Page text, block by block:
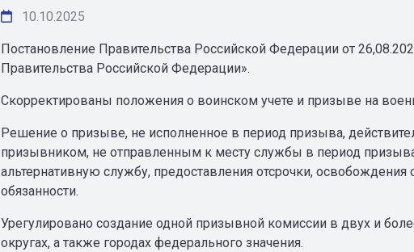
10.10.2025
Постановление Правительства Российской Федерации от
Правительства Российской Федерации».
Скорректированы положения о воинском учете и призыве на
Решение о призыве, не исполненное в период призыва,
призывником, не отправленным к месту службы в период
альтернативную службу, предоставления отсрочки,
обязанности.
Урегулировано создание одной призывной комиссии в двух и
округах, а также городах федерального значения.